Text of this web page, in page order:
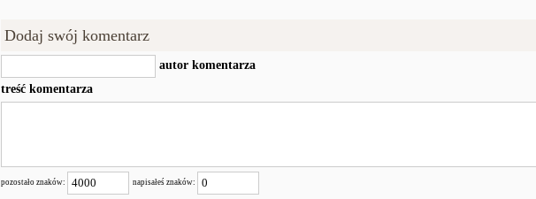
Dodaj swój komentarz
autor komentarza
treść komentarza
pozostało znaków: napisałeś znaków: